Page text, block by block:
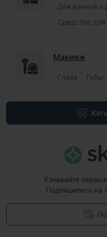
Для ванной и
Средства для
Макияж
Глаза Губы
Узнавайте
Подпишитесь на